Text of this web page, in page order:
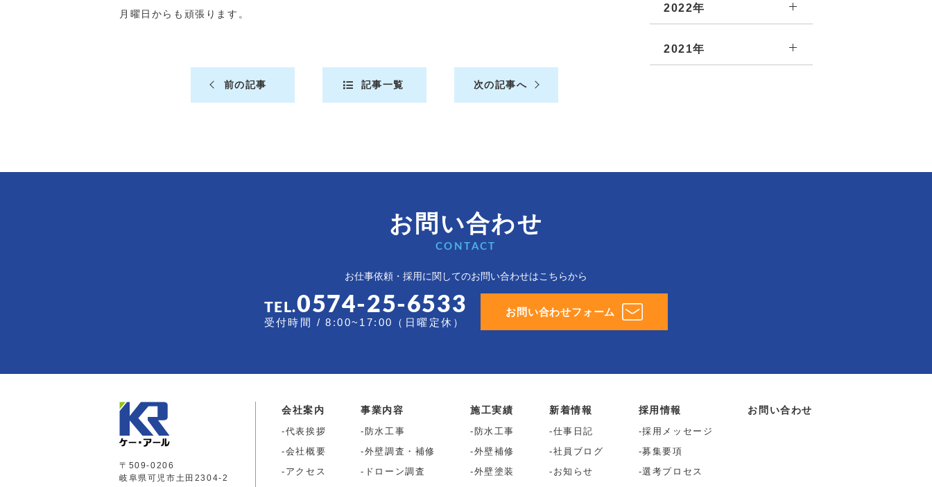
月曜日からも頑張ります。
前の記事 記事一覧 次の記事へ
2022年
2021年
お問い合わせ
CONTACT
お仕事依頼・採用に関してのお問い合わせはこちらから
TEL.0574-25-6533
受付時間 / 8:00~17:00（日曜定休）
お問い合わせフォーム
〒509-0206
岐阜県可児市土田2304-2
会社案内
代表挨拶
会社概要
アクセス
事業内容
防水工事
外壁調査・補修
ドローン調査
施工実績
防水工事
外壁補修
外壁塗装
新着情報
仕事日記
社員ブログ
お知らせ
採用情報
採用メッセージ
募集要項
選考プロセス
お問い合わせ